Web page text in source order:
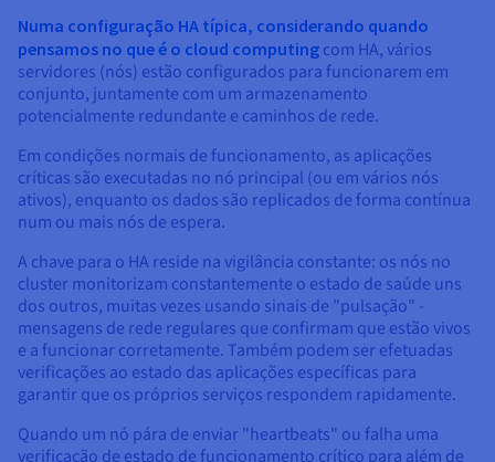
Numa configuração HA típica, considerando quando
pensamos no que é o cloud computing com HA, vários
servidores (nós) estão configurados para funcionarem em
conjunto, juntamente com um armazenamento
potencialmente redundante e caminhos de rede.
Em condições normais de funcionamento, as aplicações
críticas são executadas no nó principal (ou em vários nós
ativos), enquanto os dados são replicados de forma contínua
num ou mais nós de espera.
A chave para o HA reside na vigilância constante: os nós no
cluster monitorizam constantemente o estado de saúde uns
dos outros, muitas vezes usando sinais de "pulsação" -
mensagens de rede regulares que confirmam que estão vivos
e a funcionar corretamente. Também podem ser efetuadas
verificações ao estado das aplicações específicas para
garantir que os próprios serviços respondem rapidamente.
Quando um nó pára de enviar "heartbeats" ou falha uma
verificação de estado de funcionamento crítico para além de